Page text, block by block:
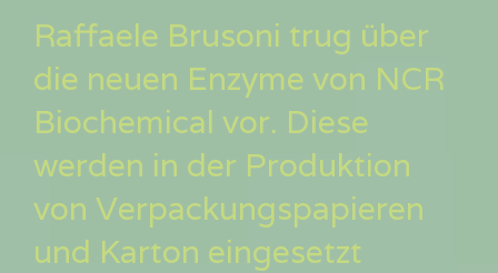
Raffaele Brusoni trug über
die neuen Enzyme von NCR
Biochemical vor. Diese
werden in der Produktion
von Verpackungspapieren
und Karton eingesetzt